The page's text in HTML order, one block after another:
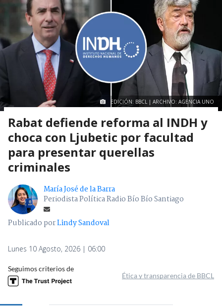
EDICIÓN: BBCL | ARCHIVO: AGENCIA UNO
Rabat defiende reforma al INDH y
choca con Ljubetic por facultad
para presentar querellas
criminales
María José de la Barra
Periodista Política Radio Bío Bío Santiago
Publicado porLindy Sandoval
Lunes 10 Agosto, 2026 | 06:00
Seguimos criterios de
Ética y transparencia de BBCL